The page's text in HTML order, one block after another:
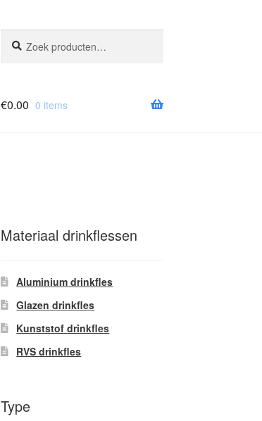
naar:
€0.00 0 items
Materiaal drinkflessen
Aluminium drinkfles
Glazen drinkfles
Kunststof drinkfles
RVS drinkfles
Type